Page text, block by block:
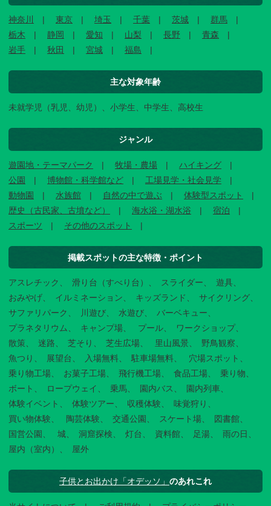
神奈川 東京 埼玉 千葉 茨城
群馬
栃木
静岡 愛知 山梨 長野
青森
岩手
秋田 宮城 福島
主な対象年齢
未就学児（乳児、幼児）、小学生、中学生、高校生
ジャンル
遊園地・テーマパーク 牧場・農場
ハイキング
公園
博物館・科学館など
工場見学・社会見学
動物園
水族館 自然の中で遊ぶ
体験型スポット
歴史（古民家、古墳など）
海水浴・湖水浴
宿泊
スポーツ
その他のスポット
掲載スポットの主な特徴・ポイント
アスレチック 滑り台（すべり台） スライダー
遊具
おみやげ
イルミネーション キッズランド
サイクリング
サファリパーク
川遊び 水遊び
バーベキュー
プラネタリウム
キャンプ場 プール
ワークショップ
散策
迷路 芝そり 芝生広場 里山風景
野鳥観察
魚つり
展望台 入場無料 駐車場無料
穴場スポット
乗り物工場
お菓子工場 飛行機工場 食品工場
乗り物
ボート
ロープウェイ 乗馬 園内バス
園内列車
体験イベント
体験ツアー 収穫体験
味覚狩り
買い物体験
陶芸体験 交通公園 スケート場
図書館
国営公園
城 洞窟探検 灯台 資料館 足湯
雨の日
屋内（室内）
屋外
子供とお出かけ「オデッソ」 のあれこれ